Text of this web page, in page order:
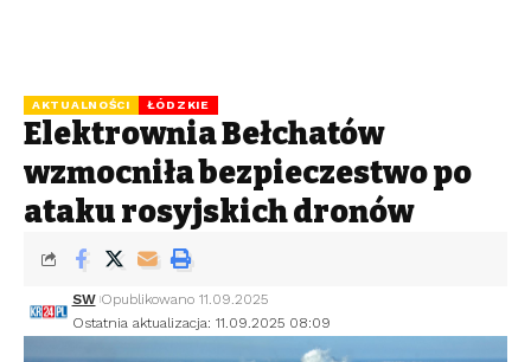
AKTUALNOŚCI ŁÓDZKIE
Elektrownia Bełchatów
wzmocniła bezpieczeństwo po
ataku rosyjskich dronów
Ostatnia aktualizacja: 11.09.2025 08:09
SW Opublikowano 11.09.2025